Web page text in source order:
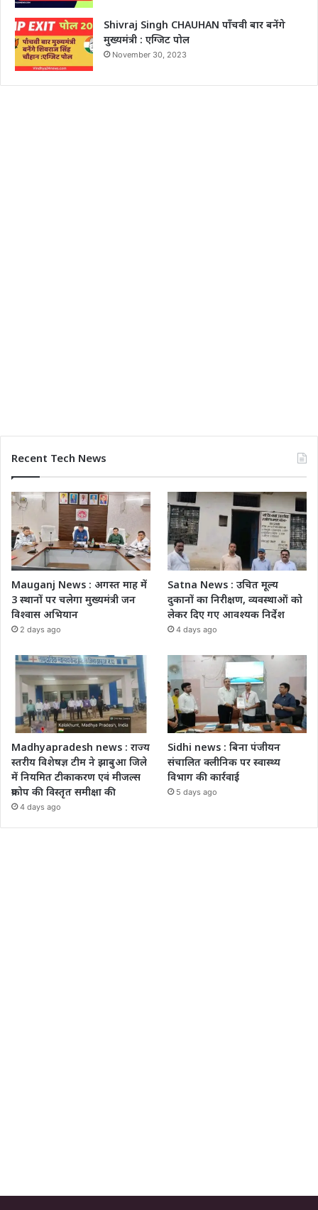
Shivraj Singh CHAUHAN पाँचवी बार बनेंगे
मुख्यमंत्री : एग्जिट पोल
November 30, 2023
Recent Tech News
Mauganj News : अगस्त माह में
3 स्थानों पर चलेगा मुख्यमंत्री जन
विश्वास अभियान
2 days ago
Satna News : उचित मूल्य
दुकानों का निरीक्षण, व्यवस्थाओं को
लेकर दिए गए आवश्यक निर्देश
4 days ago
Madhyapradesh news : राज्य
स्तरीय विशेषज्ञ टीम ने झाबुआ जिले
में नियमित टीकाकरण एवं मीजल्स
प्रकोप की विस्तृत समीक्षा की
4 days ago
Sidhi news : बिना पंजीयन
संचालित क्लीनिक पर स्वास्थ्य
विभाग की कार्रवाई
5 days ago